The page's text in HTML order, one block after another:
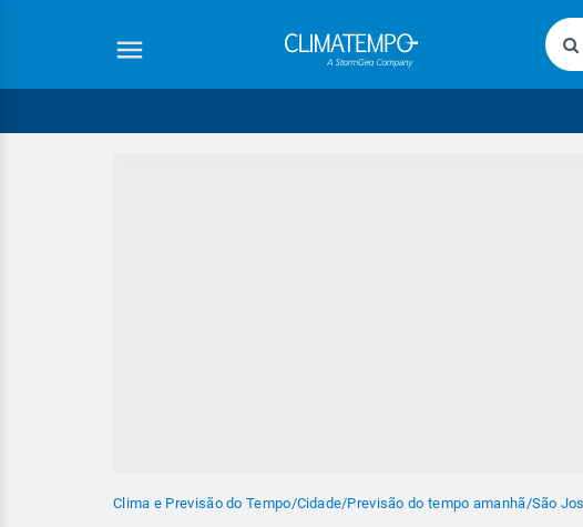
Clima e Previsão do Tempo/Cidade/Previsão do tempo amanhã/São